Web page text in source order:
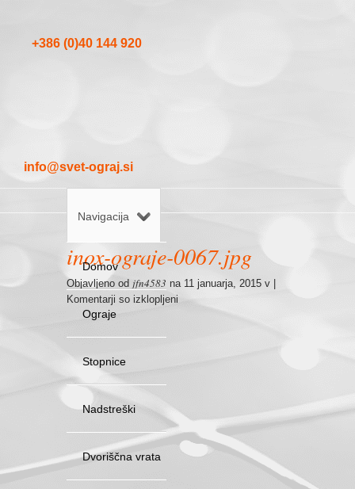
+386 (0)40 144 920
info@svet-ograj.si
Domov
Ograje
Stopnice
Nadstreški
Dvoriščna vrata
Navigacija
inox-ograje-0067.jpg
Objavljeno od jfn4583 na 11 januarja, 2015 v |
Komentarji so izklopljeni